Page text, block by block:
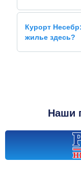
Курорт
жилье здесь?
Наши